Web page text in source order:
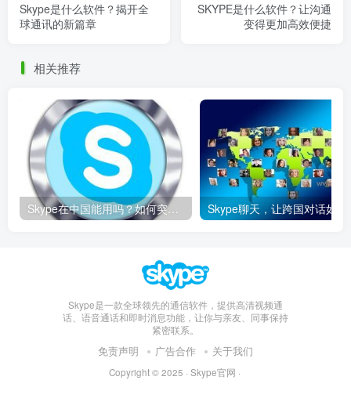
Skype是什么软件？揭开全
球通讯的新篇章
SKYPE是什么软件？让沟通
变得更加高效便捷
相关推荐
Skype在中国能用吗？如何突破限制畅享全球通话
Skype是一款全球领先的通信软件，提供高清视频通
话、语音通话和即时消息功能，让你与亲友、同事保持
紧密联系。
免责声明 广告合作 关于我们
Copyright © 2025 · Skype官网 ·